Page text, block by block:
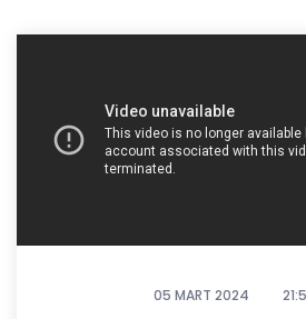
05 MART 2024